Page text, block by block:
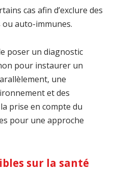
cas afin d’exclure des
auto-immunes.
poser un diagnostic
pour instaurer un
une
et des
prise en compte du
pour une approche
sur la santé